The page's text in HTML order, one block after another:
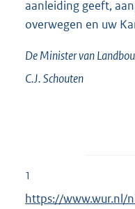
aanleiding geeft,
overwegen en uw
De Minister van
C.J.Schouten
1
E
https://www.wur.nl/